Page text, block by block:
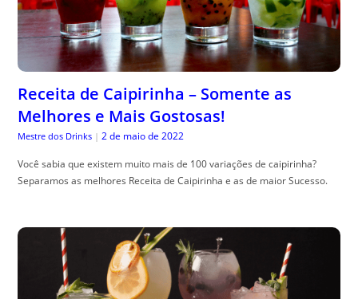
Receita de Caipirinha – Somente as
Melhores e Mais Gostosas!
Mestre dos Drinks | 2 de maio de 2022
Você sabia que existem muito mais de 100 variações de caipirinha?
Separamos as melhores Receita de Caipirinha e as de maior Sucesso.